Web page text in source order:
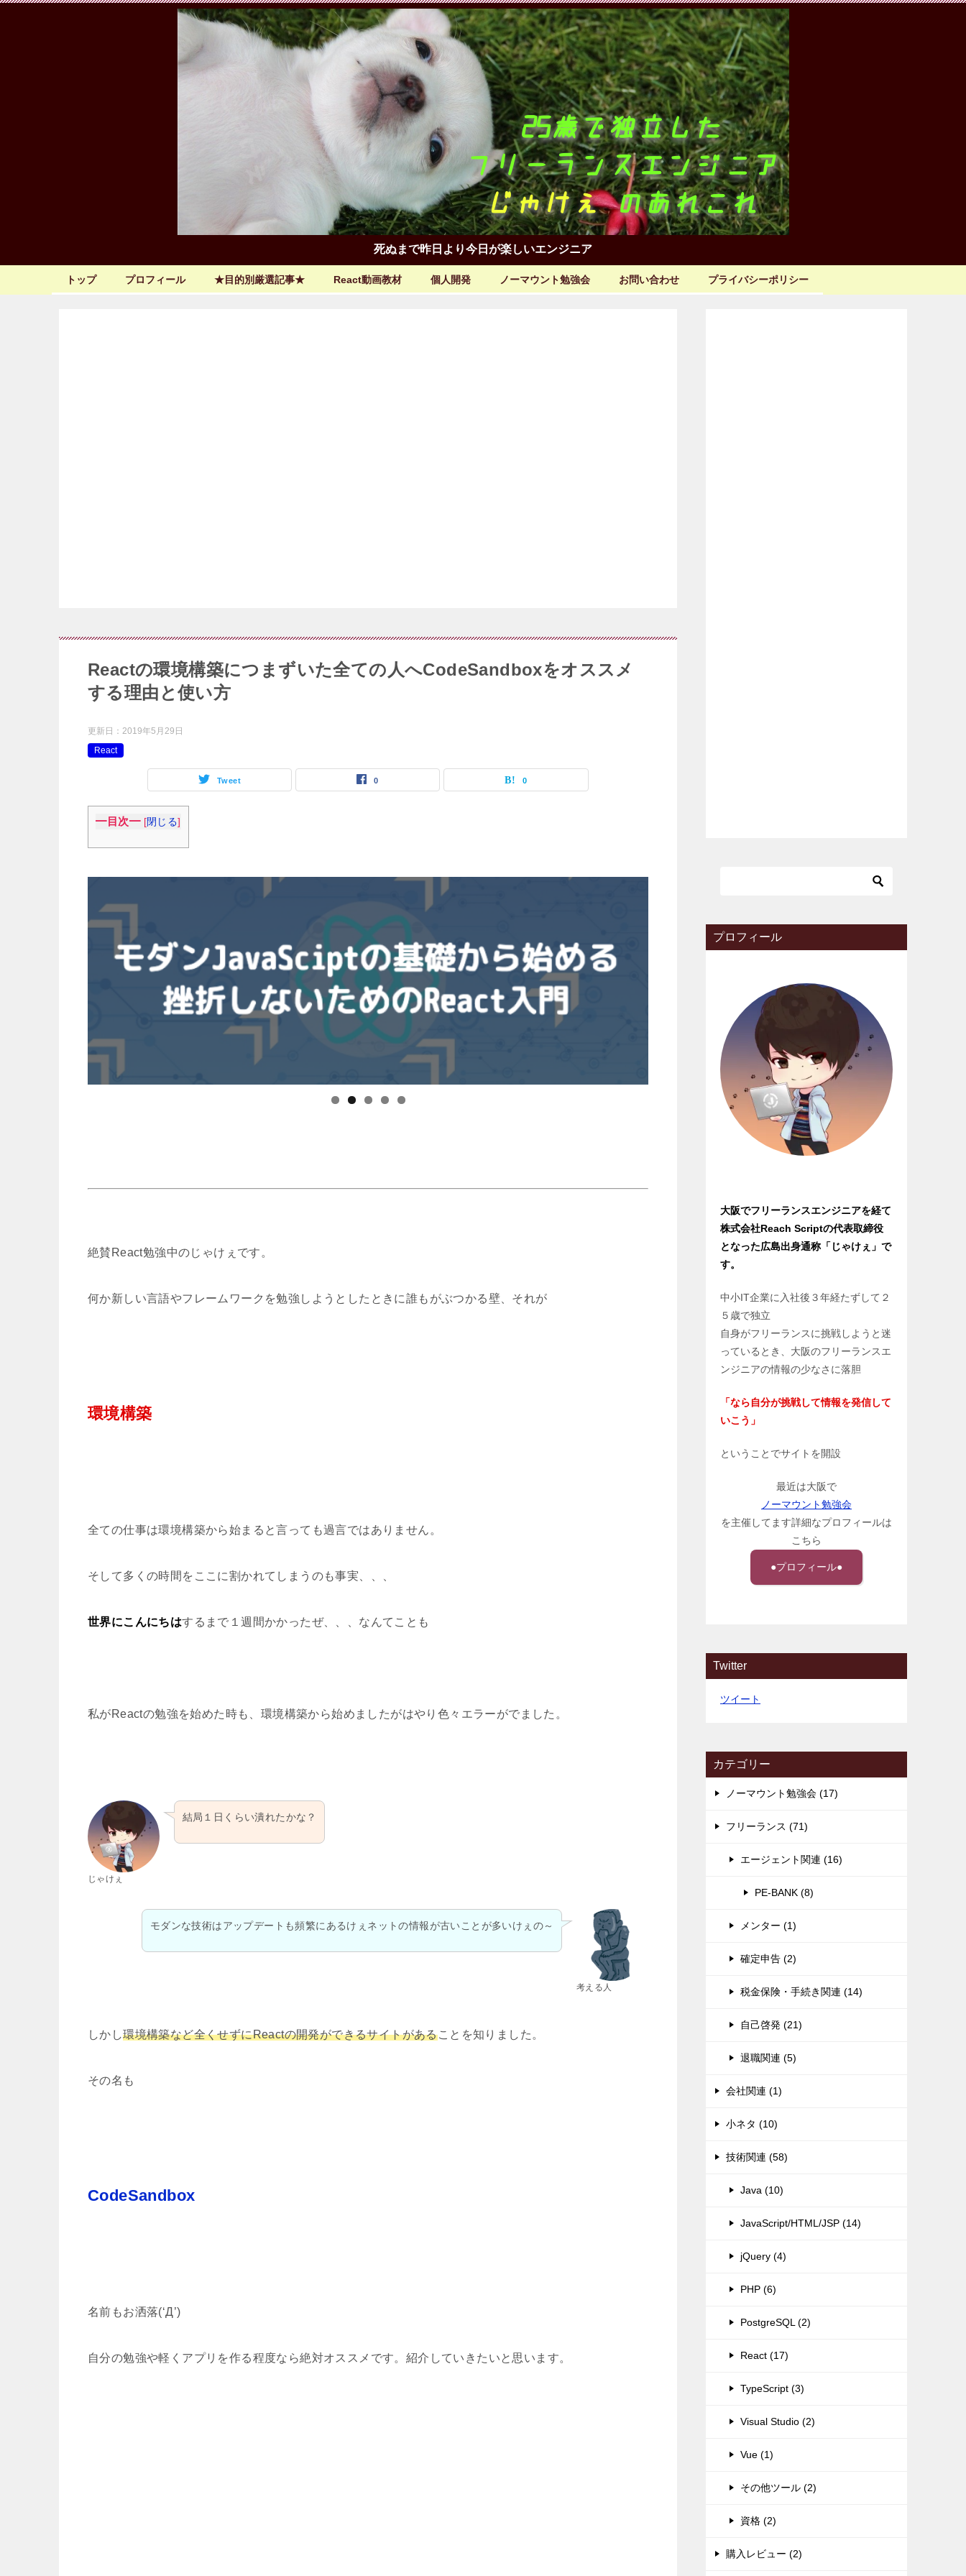
死ぬまで昨日より今日が楽しいエンジニア
トップ プロフィール ★目的別厳選記事★ React動画教材 個人開発 ノーマウント勉強会 お問い合わせ プライバシーポリシー
Reactの環境構築につまずいた全ての人へCodeSandboxをオススメ
する理由と使い方
更新日： 2019年5月29日
React
Tweet 0 0
━目次━ [閉じる]
絶賛React勉強中のじゃけぇです。
何か新しい言語やフレームワークを勉強しようとしたときに誰もがぶつかる壁、それが
環境構築
全ての仕事は環境構築から始まると言っても過言ではありません。
そして多くの時間をここに割かれてしまうのも事実、、、
世界にこんにちはするまで１週間かかったぜ、、、なんてことも
私がReactの勉強を始めた時も、環境構築から始めましたがはやり色々エラーがでました。
じゃけぇ
結局１日くらい潰れたかな？
考える人
モダンな技術はアップデートも頻繁にあるけぇネットの情報が古いことが多いけぇの～
しかし環境構築など全くせずにReactの開発ができるサイトがあることを知りました。
その名も
CodeSandbox
名前もお洒落(‘Д’)
自分の勉強や軽くアプリを作る程度なら絶対オススメです。紹介していきたいと思います。
プロフィール
大阪でフリーランスエンジニアを経て
株式会社Reach Scriptの代表取締役
となった広島出身通称「じゃけぇ」で
す。
中小IT企業に入社後３年経たずして２
５歳で独立
自身がフリーランスに挑戦しようと迷
っているとき、大阪のフリーランスエ
ンジニアの情報の少なさに落胆
「なら自分が挑戦して情報を発信して
いこう」
ということでサイトを開設
最近は大阪で
ノーマウント勉強会
を主催してます詳細なプロフィールは
こちら
●プロフィール●
Twitter
ツイート
カテゴリー
ノーマウント勉強会 (17)
フリーランス (71)
エージェント関連 (16)
PE-BANK (8)
メンター (1)
確定申告 (2)
税金保険・手続き関連 (14)
自己啓発 (21)
退職関連 (5)
会社関連 (1)
小ネタ (10)
技術関連 (58)
Java (10)
JavaScript/HTML/JSP (14)
jQuery (4)
PHP (6)
PostgreSQL (2)
React (17)
TypeScript (3)
Visual Studio (2)
Vue (1)
その他ツール (2)
資格 (2)
購入レビュー (2)